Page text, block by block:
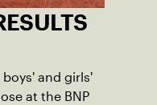
and girls'
at the BNP